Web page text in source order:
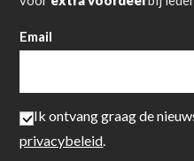
Email
Ik ontvang graag de
privacybeleid